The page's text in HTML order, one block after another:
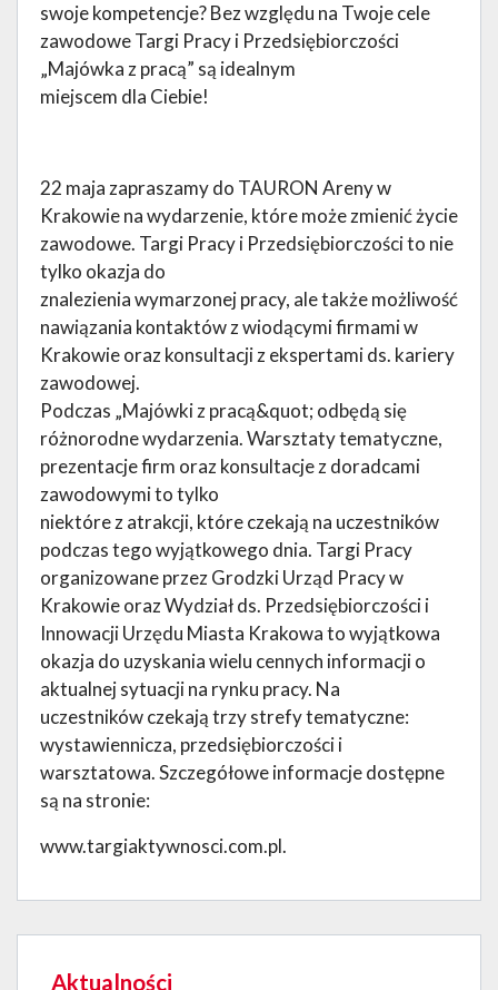
swoje kompetencje? Bez względu na Twoje cele
zawodowe Targi Pracy i Przedsiębiorczości
„Majówka z pracą” są idealnym
miejscem dla Ciebie!
22 maja zapraszamy do TAURON Areny w
Krakowie na wydarzenie, które może zmienić życie
zawodowe. Targi Pracy i Przedsiębiorczości to nie
tylko okazja do
znalezienia wymarzonej pracy, ale także możliwość
nawiązania kontaktów z wiodącymi firmami w
Krakowie oraz konsultacji z ekspertami ds. kariery
zawodowej.
Podczas „Majówki z pracą&quot; odbędą się
różnorodne wydarzenia. Warsztaty tematyczne,
prezentacje firm oraz konsultacje z doradcami
zawodowymi to tylko
niektóre z atrakcji, które czekają na uczestników
podczas tego wyjątkowego dnia. Targi Pracy
organizowane przez Grodzki Urząd Pracy w
Krakowie oraz Wydział ds. Przedsiębiorczości i
Innowacji Urzędu Miasta Krakowa to wyjątkowa
okazja do uzyskania wielu cennych informacji o
aktualnej sytuacji na rynku pracy. Na
uczestników czekają trzy strefy tematyczne:
wystawiennicza, przedsiębiorczości i
warsztatowa. Szczegółowe informacje dostępne
są na stronie:
www.targiaktywnosci.com.pl.
Aktualności